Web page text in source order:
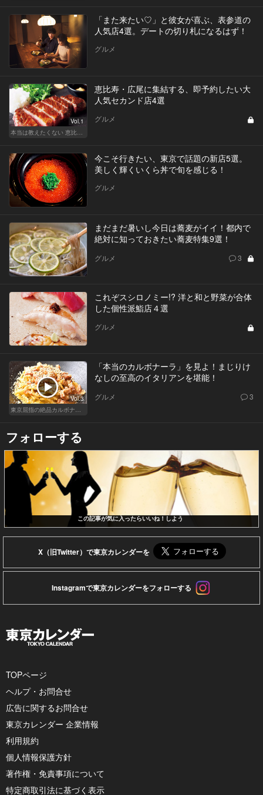
「また来たい♡」と彼女が喜ぶ、表参道の
人気店4選。デートの切り札になるはず！
グルメ
Vol.1
恵比寿・広尾に集結する、即予約したい大
人気セカンド店4選
グルメ
今こそ行きたい、東京で話題の新店5選。
美しく輝くいくら丼で旬を感じる！
グルメ
まだまだ暑いし今日は蕎麦がイイ！都内で
絶対に知っておきたい蕎麦特集9選！
グルメ 3
これぞスシロノミー!? 洋と和と野菜が合体
した個性派鮨店４選
グルメ
Vol.3
「本当のカルボナーラ」を見よ！まじりけ
なしの至高のイタリアンを堪能！
グルメ 3
フォローする
この記事が気に入ったらいいね！しよう
X（旧Twitter）で東京カレンダーを
Instagramで東京カレンダーをフォローする
TOPページ
ヘルプ・お問合せ
広告に関するお問合せ
東京カレンダー 企業情報
利用規約
個人情報保護方針
著作権・免責事項について
特定商取引法に基づく表示